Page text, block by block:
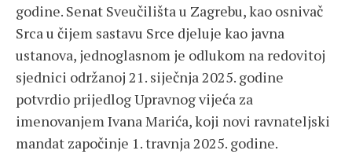
godine. Senat Sveučilišta u Zagrebu, kao osnivač
Srca u čijem sastavu Srce djeluje kao javna
ustanova, jednoglasnom je odlukom na redovitoj
sjednici održanoj 21. siječnja 2025. godine
potvrdio prijedlog Upravnog vijeća za
imenovanjem Ivana Marića, koji novi ravnateljski
mandat započinje 1. travnja 2025. godine.